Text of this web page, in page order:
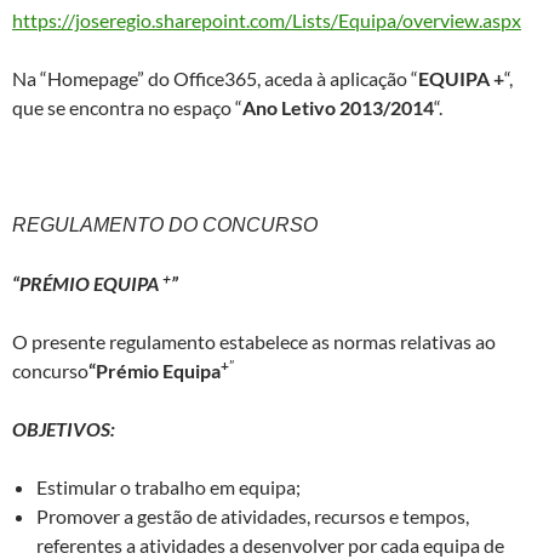
https://joseregio.sharepoint.com/Lists/Equipa/overview.aspx
Na “Homepage” do Office365, aceda à aplicação “EQUIPA +“,
que se encontra no espaço “Ano Letivo 2013/2014“.
REGULAMENTO DO CONCURSO
“PRÉMIO EQUIPA +”
O presente regulamento estabelece as normas relativas ao
concurso“Prémio Equipa+”
OBJETIVOS:
Estimular o trabalho em equipa;
Promover a gestão de atividades, recursos e tempos,
referentes a atividades a desenvolver por cada equipa de